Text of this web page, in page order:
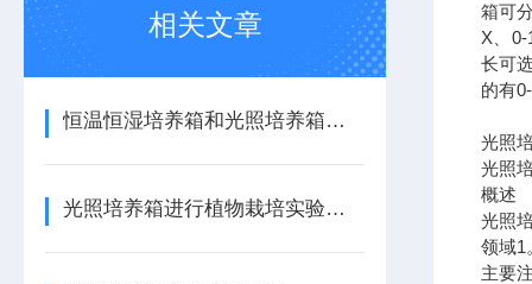
相关文章
恒温恒湿培养箱和光照培养箱的区别
光照培养箱进行植物栽培实验的方法
箱可
X、0-
长可
的有
光照
光照
概述
光照
领域1
主要